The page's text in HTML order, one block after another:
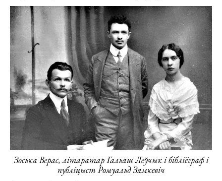
Зоська Верас, літаратар Гальяш Леўчык і бібліёграф і
публіцыст Ромуальд Зямкевіч